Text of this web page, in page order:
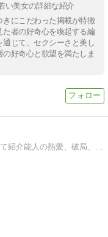
い美女の詳細な紹介
にこだわった掲載が特徴
者の好奇心を喚起する編
じて、セクシーさと美し
好奇心と欲望を満たしま